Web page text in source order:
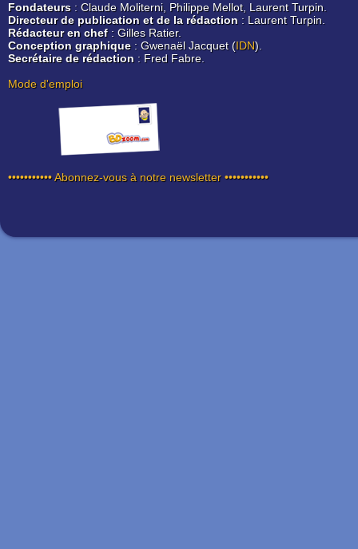
Fondateurs : Claude Moliterni, Philippe Mellot, Laurent Turpin.
Directeur de publication et de la rédaction : Laurent Turpin.
Rédacteur en chef: Gilles Ratier.
Conception graphique: Gwenaël Jacquet (IDN).
Secrétaire de rédaction : Fred Fabre.
Mode d'emploi
••••••••••• Abonnez-vous à notre newsletter •••••••••••